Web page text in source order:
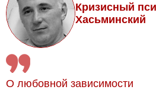
Кризисный
Хасьминский
О любовной зависимости